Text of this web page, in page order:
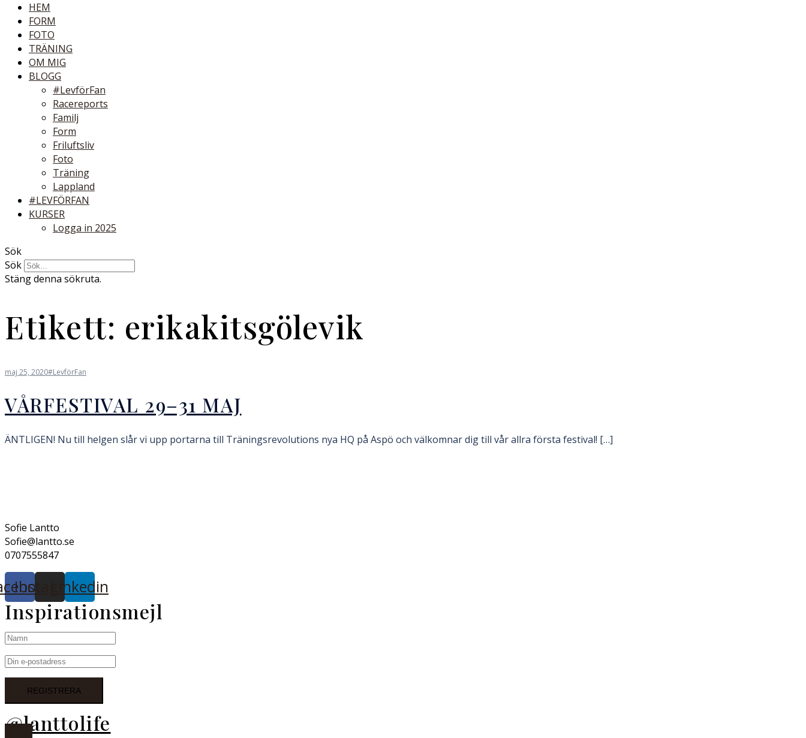
HEM
FORM
FOTO
TRÄNING
OM MIG
BLOGG
#LevförFan
Racereports
Familj
Form
Friluftsliv
Foto
Träning
Lappland
#LEVFÖRFAN
KURSER
Logga in 2025
Sök
Sök
Stäng denna sökruta.
Etikett: erikakitsgölevik
maj 25, 2020#LevförFan
VÅRFESTIVAL 29–31 MAJ
ÄNTLIGEN! Nu till helgen slår vi upp portarna till Träningsrevolutions nya HQ på Aspö och välkomnar dig till vår allra första festival! […]
Sofie Lantto
Sofie@lantto.se
0707555847
InstagramLinkedin
Inspirationsmejl
@lanttolife